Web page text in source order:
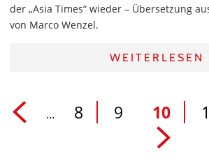
der „Asia Times“ wieder – Übersetzung
von Marco Wenzel.
WEITERLESEN
... 8 9 10